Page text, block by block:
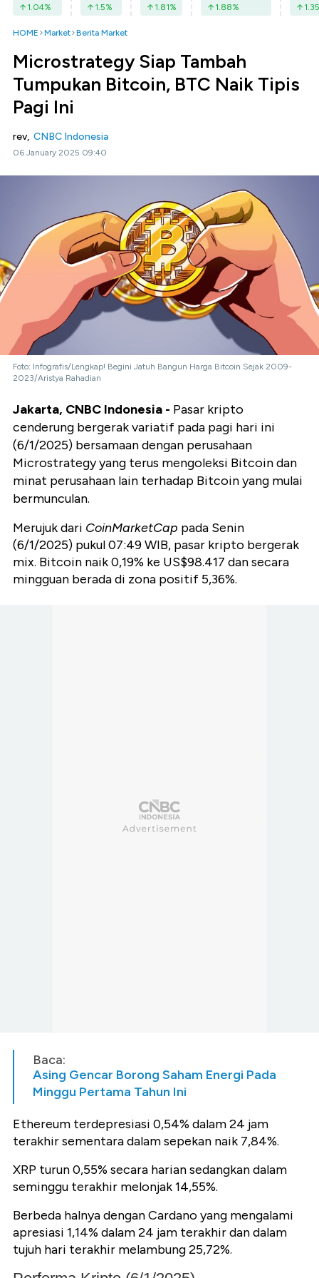
1.04% 1.5% 1.81% 1.88% 1.35
HOME Market Berita Market
Microstrategy Siap Tambah
Tumpukan Bitcoin, BTC Naik Tipis
Pagi Ini
rev, CNBC Indonesia
06 January 2025 09:40
Foto: Infografis/Lengkap! Begini Jatuh Bangun Harga Bitcoin Sejak 2009-
2023/Aristya Rahadian
Jakarta, CNBC Indonesia - Pasar kripto
cenderung bergerak variatif pada pagi hari ini
(6/1/2025) bersamaan dengan perusahaan
Microstrategy yang terus mengoleksi Bitcoin dan
minat perusahaan lain terhadap Bitcoin yang mulai
bermunculan.
Merujuk dari CoinMarketCap pada Senin
(6/1/2025) pukul 07:49 WIB, pasar kripto bergerak
mix. Bitcoin naik 0,19% ke US$98.417 dan secara
mingguan berada di zona positif 5,36%.
Baca:
Asing Gencar Borong Saham Energi Pada
Minggu Pertama Tahun Ini
Ethereum terdepresiasi 0,54% dalam 24 jam
terakhir sementara dalam sepekan naik 7,84%.
XRP turun 0,55% secara harian sedangkan dalam
seminggu terakhir melonjak 14,55%.
Berbeda halnya dengan Cardano yang mengalami
apresiasi 1,14% dalam 24 jam terakhir dan dalam
tujuh hari terakhir melambung 25,72%.